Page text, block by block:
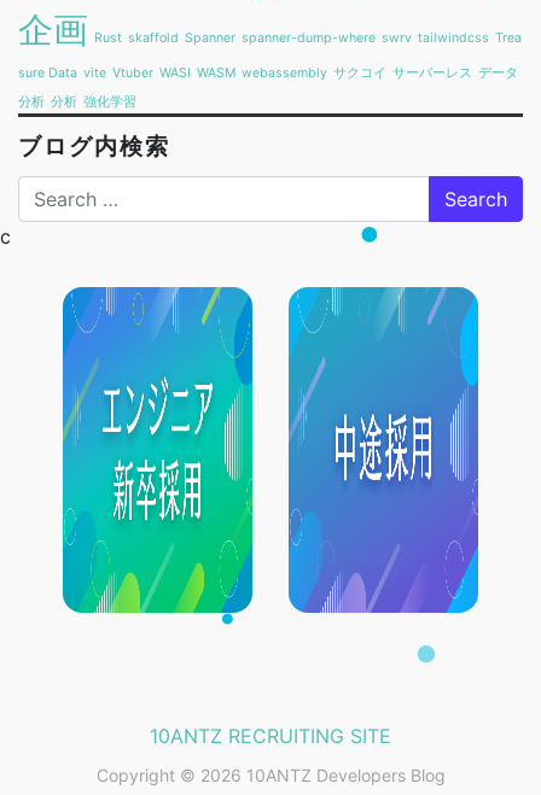
企画 Rust skaffold Spanner spanner-dump-where swrv tailwindcss Trea
sure Data vite Vtuber WASI WASM webassembly サクコイ サーバーレス データ
分析 分析 強化学習
ブログ内検索
Search
c
10ANTZ RECRUITING SITE
Copyright © 2026 10ANTZ Developers Blog